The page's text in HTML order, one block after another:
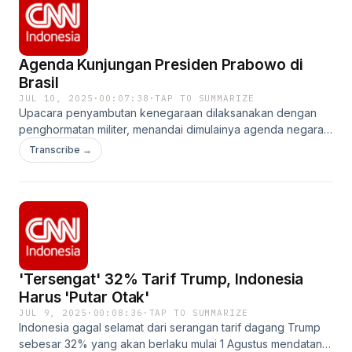
/ cnnindonesiatv Twitter: / cnniddaily TikTok: / cnnindonesia
Spotify: CNN Indonesia
Agenda Kunjungan Presiden Prabowo di
Brasil
JUL 10, 2025 · 00:07:38 ·TAP TO SUMMARIZE
Upacara penyambutan kenegaraan dilaksanakan dengan
penghormatan militer, menandai dimulainya agenda negara
yang akan membawa pertemuan bilateral penting antara
Presiden Prabowo Subianto dan Presiden Brasil, Luiz Inácio
multi‑sektoral antara kedua negara.Website:
www.cnnindonesia.comFacebook: / cnnindonesia Instagram:
/ cnnindonesiatv Twitter: / cnniddaily TikTok: / cnnindonesia
Spotify: CNN Indonesiahttps://youtu.be/IMHjfiW-neE?
si=n0c46NgUphqp6YkB
Transcribe →
'Tersengat' 32% Tarif Trump, Indonesia
Harus 'Putar Otak'
JUL 9, 2025 · 00:08:36 · TAP TO SUMMARIZE
Indonesia gagal selamat dari serangan tarif dagang Trump
sebesar 32% yang akan berlaku mulai 1 Agustus mendatang.